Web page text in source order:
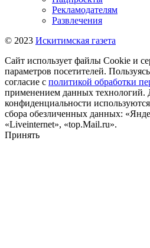
Рекламодателям
Развлечения
© 2023 Искитимская газета
Сайт использует файлы Cookie и
параметров посетителей.
согласие с политикой обработки
применением данных технологий.
конфиденциальности
сбора обезличенных данных:
«Liveinternet», «top.Mail.ru».
Принять